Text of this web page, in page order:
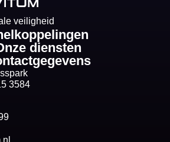
veiligheid
diensten
3584